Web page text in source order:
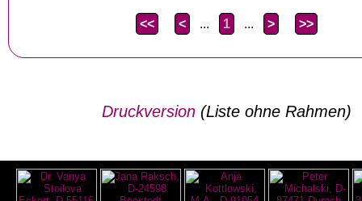
<< < ... 1 ... > >>
Druckversion(Liste ohne Rahmen)